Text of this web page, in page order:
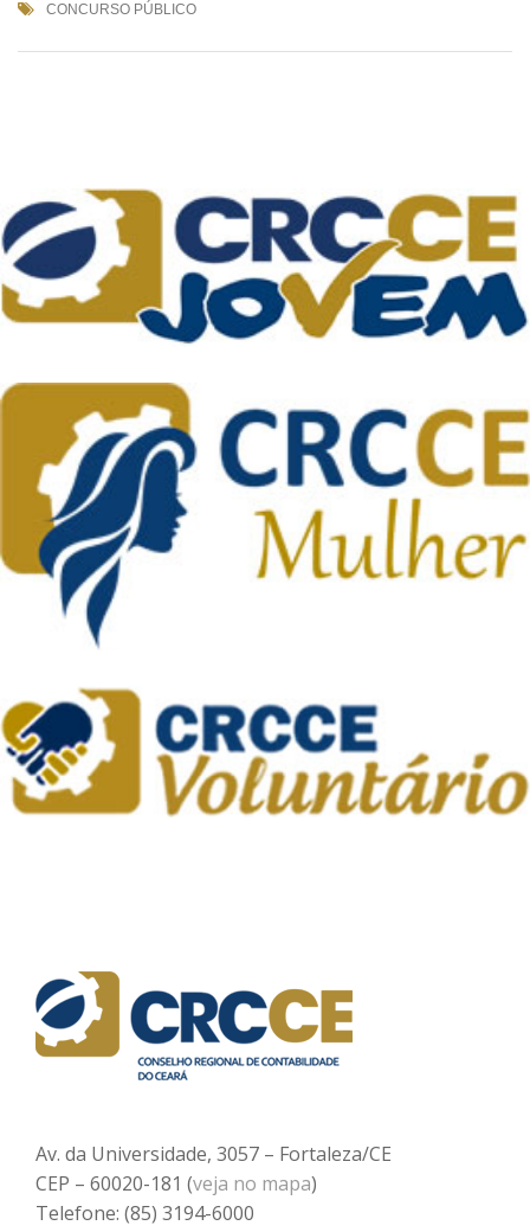
CONCURSO PÚBLICO
Av. da Universidade, 3057 – Fortaleza/CE
CEP – 60020-181 (veja no mapa)
Telefone: (85) 3194-6000